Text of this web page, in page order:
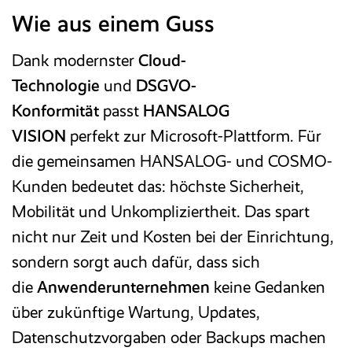
Wie aus einem Guss
Dank modernster Cloud-
Technologie und DSGVO-
Konformität passt HANSALOG
VISION perfekt zur Microsoft-Plattform. Für
die gemeinsamen HANSALOG- und COSMO-
Kunden bedeutet das: höchste Sicherheit,
Mobilität und Unkompliziertheit. Das spart
nicht nur Zeit und Kosten bei der Einrichtung,
sondern sorgt auch dafür, dass sich
die Anwenderunternehmen keine Gedanken
über zukünftige Wartung, Updates,
Datenschutzvorgaben oder Backups machen